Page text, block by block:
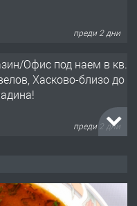
преди 2 дни
Офис под наем в кв.
Хасково-близо до
преди 2 дни